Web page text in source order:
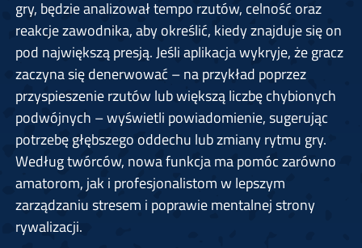
gry, będzie analizował tempo rzutów, celność oraz
reakcje zawodnika, aby określić, kiedy znajduje się on
pod największą presją. Jeśli aplikacja wykryje, że gracz
zaczyna się denerwować – na przykład poprzez
przyspieszenie rzutów lub większą liczbę chybionych
podwójnych – wyświetli powiadomienie, sugerując
potrzebę głębszego oddechu lub zmiany rytmu gry.
Według twórców, nowa funkcja ma pomóc zarówno
amatorom, jak i profesjonalistom w lepszym
zarządzaniu stresem i poprawie mentalnej strony
rywalizacji.